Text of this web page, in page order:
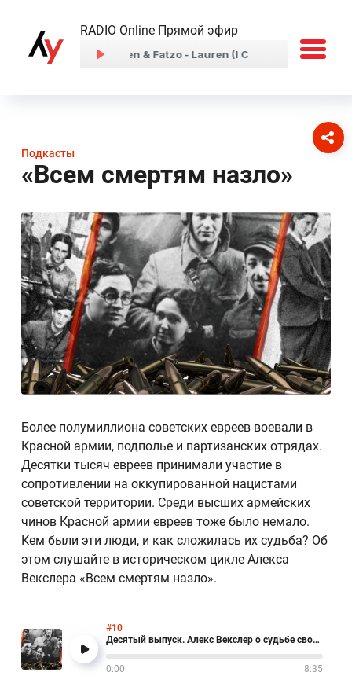
RADIO Online Прямой эфир
Подкасты
«Всем смертям назло»
Более полумиллиона советских евреев воевали в
Красной армии, подполье и партизанских отрядах.
Десятки тысяч евреев принимали участие в
сопротивлении на оккупированной нацистами
советской территории. Среди высших армейских
чинов Красной армии евреев тоже было немало.
Кем были эти люди, и как сложилась их судьба? Об
этом слушайте в историческом цикле Алекса
Векслера «Всем смертям назло».
#10
Десятый выпуск. Алекс Векслер о судьбе своей семьи во времена Второй Мировой войны
0:00 8:35